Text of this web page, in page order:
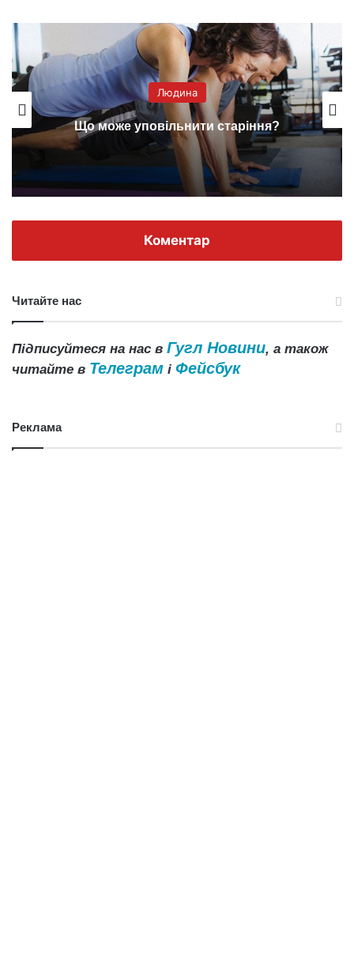
Людина
Що може уповільнити старіння?
Коментар
Читайте нас
Підписуйтеся на нас в Гугл Новини, а також
читайте в Телеграм і Фейсбук
Реклама